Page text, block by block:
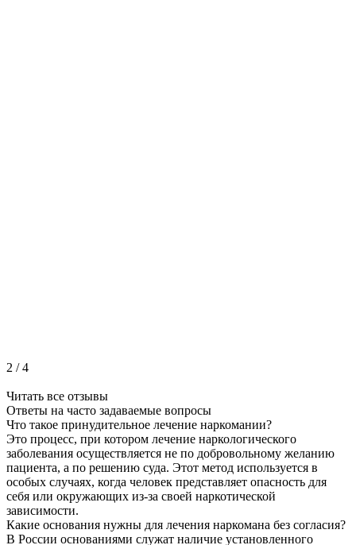
2 /4
Читать все отзывы
Ответы на часто задаваемые вопросы
Что такое принудительное лечение наркомании?
Это процесс, при котором лечение наркологического
заболевания осуществляется не по добровольному желанию
пациента, а по решению суда. Этот метод используется в
особых случаях, когда человек представляет опасность для
себя или окружающих из-за своей наркотической
зависимости.
Какие основания нужны для лечения наркомана без согласия?
В России основаниями служат наличие установленного